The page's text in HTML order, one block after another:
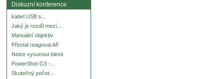
Diskuzní konference
kabel USB s...
Jaký je rozdíl mezi...
Manuální objektiv
Přestal reagovat AF
Nelze vysunout blesk
PowerShot G3 -...
Skutečný počet...